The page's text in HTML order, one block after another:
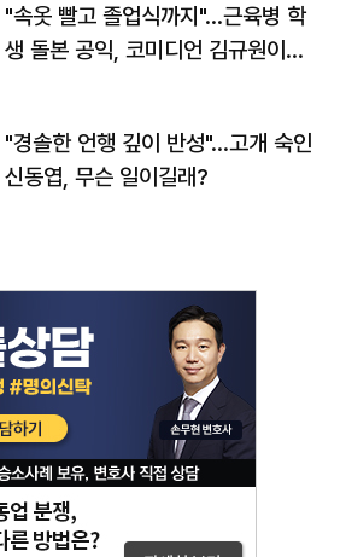
"속옷 빨고 졸업식까지"…근육병 학
생 돌본 공익, 코미디언 김규원이었
"경솔한 언행 깊이 반성"…고개 숙인
신동엽, 무슨 일이길래?